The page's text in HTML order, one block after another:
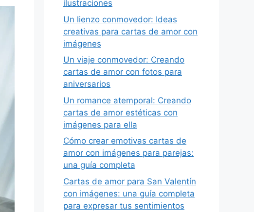
ilustraciones
Un lienzo conmovedor: Ideas
creativas para cartas de amor con
imágenes
Un viaje conmovedor: Creando
cartas de amor con fotos para
aniversarios
Un romance atemporal: Creando
cartas de amor estéticas con
imágenes para ella
Cómo crear emotivas cartas de
amor con imágenes para parejas:
una guía completa
Cartas de amor para San Valentín
con imágenes: una guía completa
para expresar tus sentimientos